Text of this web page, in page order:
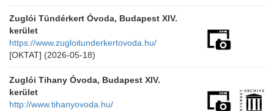
Zuglói Tündérkert Óvoda, Budapest XIV.
kerület
https://www.zugloitunderkertovoda.hu/
[OKTAT] (2026-05-18)
Zuglói Tihany Óvoda, Budapest XIV.
kerület
http://www.tihanyovoda.hu/